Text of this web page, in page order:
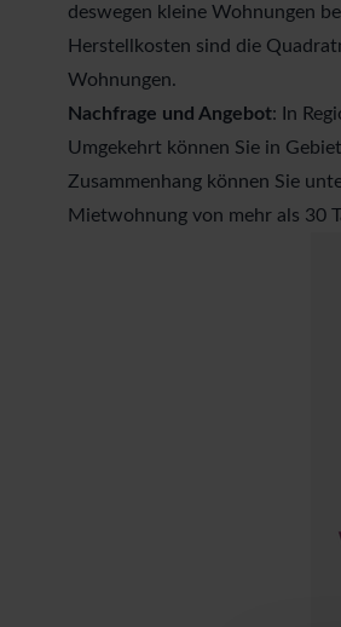
deswegen kleine Wohnungen
Herstellkosten sind die
Wohnungen.
Nachfrage und Angebot: In
Umgekehrt können Sie in
Zusammenhang können Sie
Mietwohnung von mehr als 30